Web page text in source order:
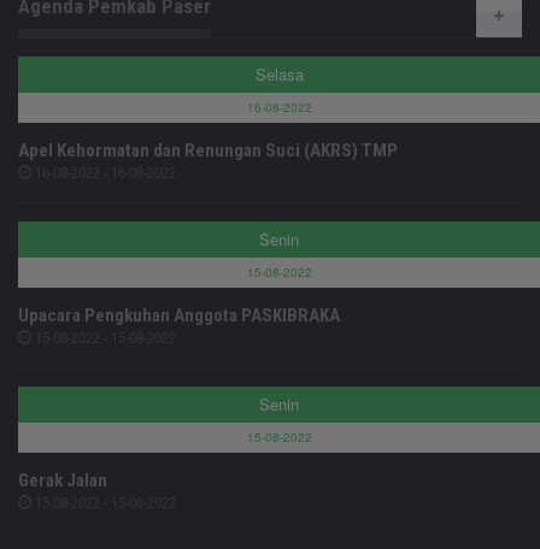
Agenda Pemkab Paser
Selasa
16-08-2022
Apel Kehormatan dan Renungan Suci (AKRS) TMP
Senin
15-08-2022
Upacara Pengkuhan Anggota PASKIBRAKA
Senin
15-08-2022
Gerak Jalan